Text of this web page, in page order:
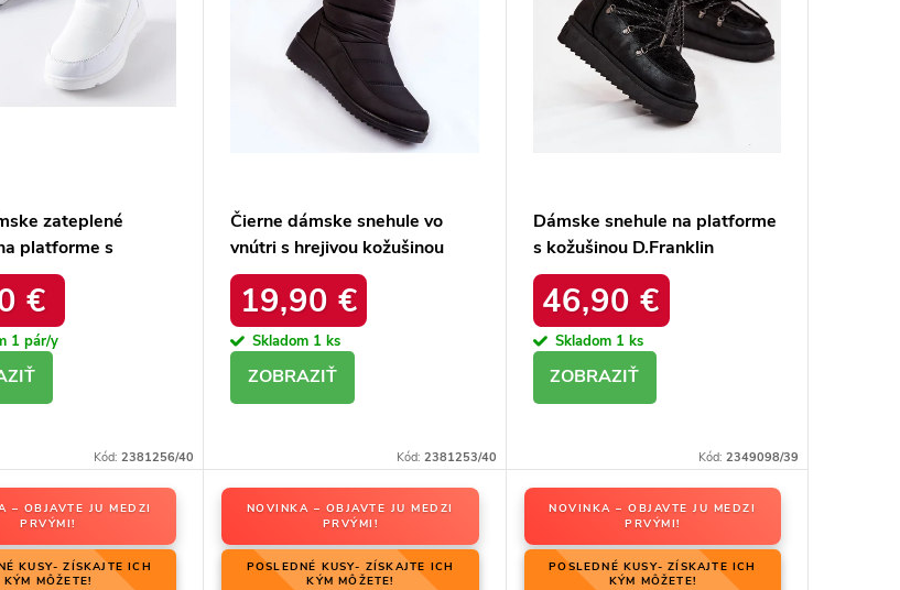
zateplené
platforme s
Inna
€
1 pár/y
Kód:2381256/40
Čierne dámske snehule vo
vnútri s hrejivou kožušinou
zateplené kód 22SN26-5028
BLACK
19,90 €
Skladom 1 ks
Kód: 2381253/40
Dámske snehule na platforme
s kožušinou D.Franklin
DFSH37005 Čierne
46,90 €
Skladom 1 ks
Kód: 2349098/39
– OBJAVTE JU MEDZI
PRVÝMI!
KUSY- ZÍSKAJTE ICH
KÝM MÔŽETE!
NOVINKA – OBJAVTE JU MEDZI
PRVÝMI!
POSLEDNÉ KUSY- ZÍSKAJTE ICH
KÝM MÔŽETE!
NOVINKA – OBJAVTE JU MEDZI
PRVÝMI!
POSLEDNÉ KUSY- ZÍSKAJTE ICH
KÝM MÔŽETE!